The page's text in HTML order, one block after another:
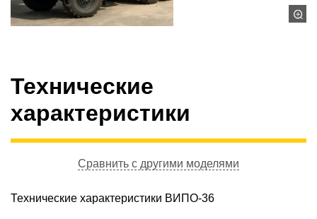
Технические
характеристики
Сравнить с другими моделями
Технические характеристики ВИПО-36